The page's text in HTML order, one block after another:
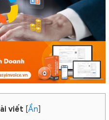
viết [Ẩn]